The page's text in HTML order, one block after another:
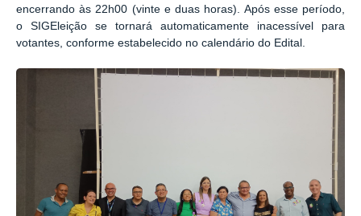
encerrando às 22h00 (vinte e duas horas). Após esse período,
o SIGEleição se tornará automaticamente inacessível para
votantes, conforme estabelecido no calendário do Edital.